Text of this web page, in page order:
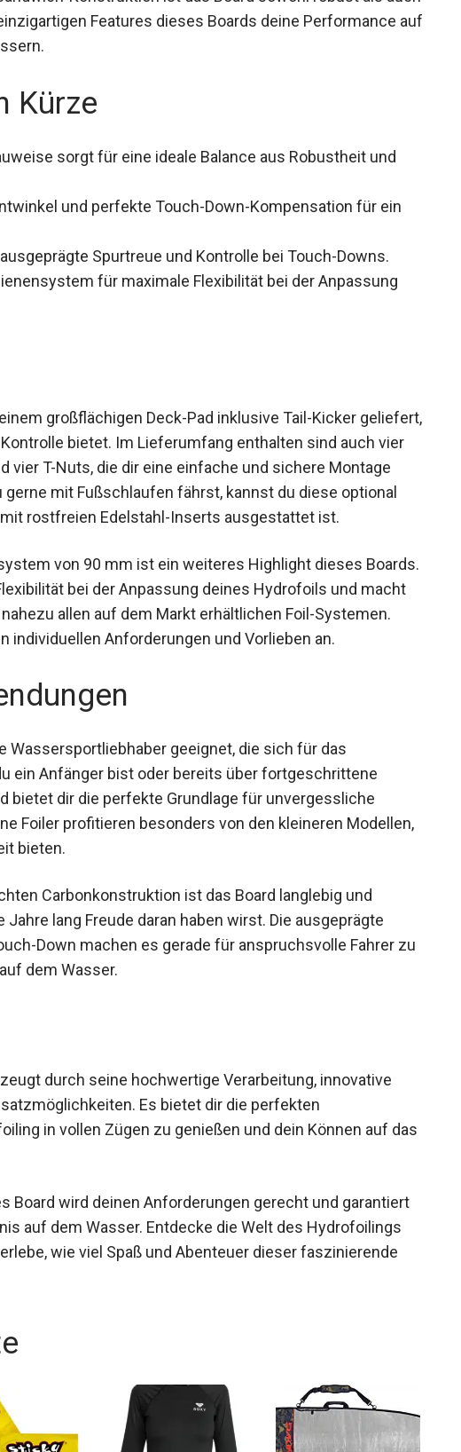
die einzigartigen Features dieses Boards deine
verbessern.
Kürze
sorgt für eine ideale Balance aus Robustheit und
und perfekte Touch-Down-Kompensation für ein
Spurtreue und Kontrolle bei Touch-Downs.
für maximale Flexibilität bei der Anpassung
großflächigen Deck-Pad inklusive Tail-Kicker
und Kontrolle bietet. Im Lieferumfang enthalten sind
mm) und vier T-Nuts, die dir eine einfache und sichere
Falls du gerne mit Fußschlaufen fährst, kannst du diese
bereits mit rostfreien Edelstahl-Inserts ausgestattet ist.
von 90 mm ist ein weiteres Highlight dieses
Flexibilität bei der Anpassung deines Hydrofoils
mit nahezu allen auf dem Markt erhältlichen Foil-
deinen individuellen Anforderungen und Vorlieben
Wassersportliebhaber geeignet, die sich für das
ein Anfänger bist oder bereits über fortgeschrittene
bietet dir die perfekte Grundlage für unvergessliche
Foiler profitieren besonders von den kleineren
Carbonkonstruktion ist das Board langlebig und
lang Freude daran haben wirst. Die ausgeprägte
Down machen es gerade für anspruchsvolle Fahrer
durch seine hochwertige Verarbeitung, innovative
Es bietet dir die perfekten
in vollen Zügen zu genießen und dein Können auf
Board wird deinen Anforderungen gerecht und garantiert
auf dem Wasser. Entdecke die Welt des Hydrofoilings
wie viel Spaß und Abenteuer dieser faszinierende